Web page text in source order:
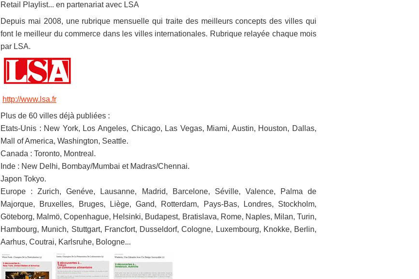
Retail Playlist... en partenariat avec LSA
Depuis mai 2008, une rubrique mensuelle qui traite des meilleurs concepts des villes qui
font le meilleur du commerce dans les villes internationales. Rubrique relayée chaque mois
par LSA.
http://www.lsa.fr
Plus de 60 villes déjà publiées :
Etats-Unis : New York, Los Angeles, Chicago, Las Vegas, Miami, Austin, Houston, Dallas,
Mall of America, Washington, Seattle.
Canada : Toronto, Montreal.
Inde : New Delhi, Bombay/Mumbai et Madras/Chennai.
Japon Tokyo.
Europe : Zurich, Genéve, Lausanne, Madrid, Barcelone, Séville, Valence, Palma de
Majorque, Bruxelles, Bruges, Liège, Gand, Rotterdam, Pays-Bas, Londres, Stockholm,
Göteborg, Malmö, Copenhague, Helsinki, Budapest, Bratislava, Rome, Naples, Milan, Turin,
Hambourg, Munich, Stuttgart, Francfort, Dusseldorf, Cologne, Luxembourg, Knokke, Berlin,
Aarhus, Coutrai, Karlsruhe, Bologne...